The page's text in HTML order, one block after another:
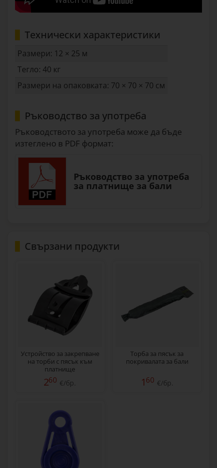
Технически характеристики
Размери: 12 × 25 м
Тегло: 40 кг
Размери на опаковката: 70 × 70 × 70 см
Ръководство за употреба
Ръководството за употреба може да бъде
изтеглено в PDF формат:
Ръководство за употреба
за платнище за бали
Свързани продукти
Устройство за закрепване
на торби с пясък към
платнище
260 €/бр.
Торба за пясък за
покривалата за бали
1 60 €/бр.